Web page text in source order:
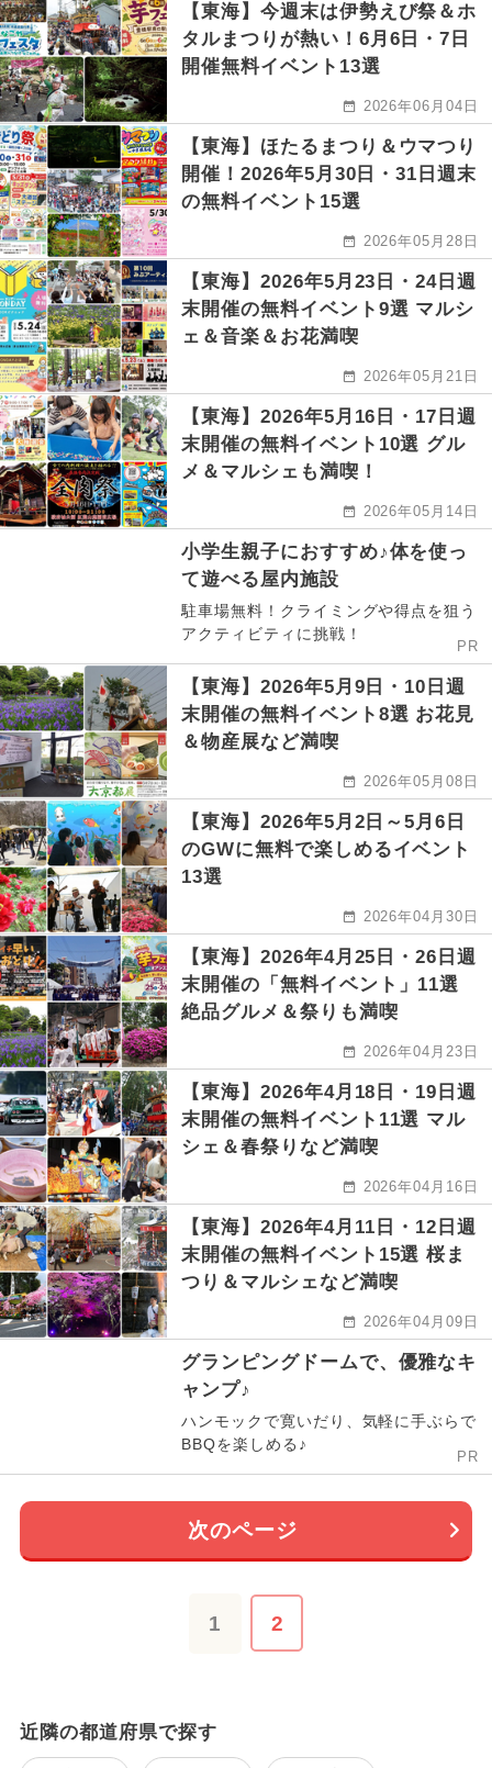
【東海】今週末は伊勢えび祭＆ホ
タルまつりが熱い！6月6日・7日
開催無料イベント13選
2026年06月04日
【東海】ほたるまつり＆ウマつり
開催！2026年5月30日・31日週末
の無料イベント15選
2026年05月28日
【東海】2026年5月23日・24日週
末開催の無料イベント9選 マルシ
ェ＆音楽＆お花満喫
2026年05月21日
【東海】2026年5月16日・17日週
末開催の無料イベント10選 グル
メ＆マルシェも満喫！
2026年05月14日
小学生親子におすすめ♪体を使っ
て遊べる屋内施設
駐車場無料！クライミングや得点を狙う
アクティビティに挑戦！
PR
【東海】2026年5月9日・10日週
末開催の無料イベント8選 お花見
＆物産展など満喫
2026年05月08日
【東海】2026年5月2日～5月6日
のGWに無料で楽しめるイベント
13選
2026年04月30日
【東海】2026年4月25日・26日週
末開催の「無料イベント」11選
絶品グルメ＆祭りも満喫
2026年04月23日
【東海】2026年4月18日・19日週
末開催の無料イベント11選 マル
シェ＆春祭りなど満喫
2026年04月16日
【東海】2026年4月11日・12日週
末開催の無料イベント15選 桜ま
つり＆マルシェなど満喫
2026年04月09日
グランピングドームで、優雅なキ
ャンプ♪
ハンモックで寛いだり、気軽に手ぶらで
BBQを楽しめる♪
PR
次のページ
1 2
近隣の都道府県で探す